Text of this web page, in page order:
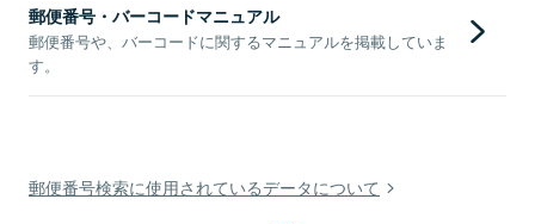
郵便番号・バーコードマニュアル
郵便番号や、バーコードに関するマニュアルを掲載していま
す。
郵便番号検索に使用されているデータについて